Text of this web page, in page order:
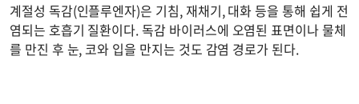
계절성 독감(인플루엔자)은 기침, 재채기, 대화 등을 통해 쉽게 전
염되는 호흡기 질환이다. 독감 바이러스에 오염된 표면이나 물체
를 만진 후 눈, 코와 입을 만지는 것도 감염 경로가 된다.